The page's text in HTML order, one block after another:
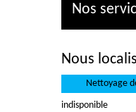
Nos
Nous
Nettoyage
indisponible